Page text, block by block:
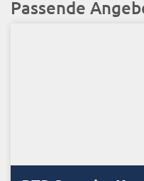
Passende